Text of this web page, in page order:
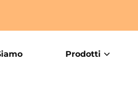
Prodotti